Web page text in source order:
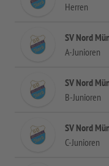
Herren
SV Nord
A-Junioren
SV Nord
B-Junioren
SV Nord
C-Junioren